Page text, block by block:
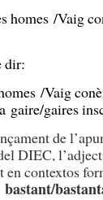
homes /Vaig
dir:
/Vaig
gaire/gaires
de
DIEC,
contextos
bastant/